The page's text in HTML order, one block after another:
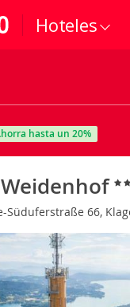
Hoteles
ahorra hasta un 20%
Süduferstraße 66,